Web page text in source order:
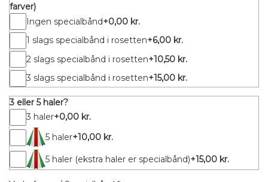
farver)
Ingen specialbånd+0,00 kr.
1 slags specialbånd i rosetten+6,00 kr.
2 slags specialbånd i rosetten+10,50 kr.
3 slags specialbånd i rosetten+15,00 kr.
3 eller 5 haler?
3 haler+0,00 kr.
5 haler+10,00 kr.
5 haler (ekstra haler er specialbånd)+15,00 kr.